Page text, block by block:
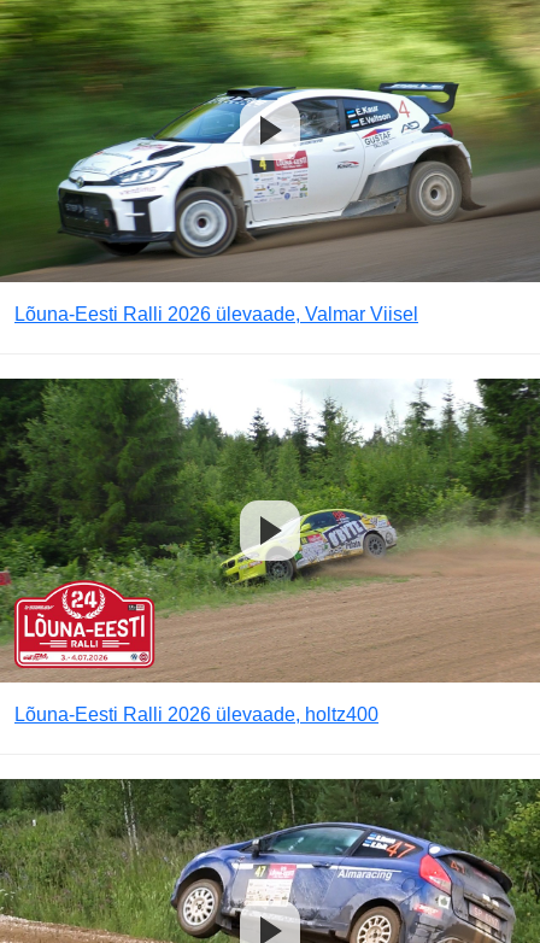
Lõuna-Eesti Ralli 2026 ülevaade, Valmar Viisel
Lõuna-Eesti Ralli 2026 ülevaade, holtz400